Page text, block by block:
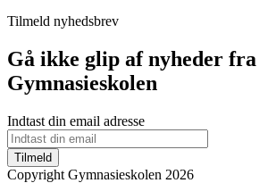
Tilmeld nyhedsbrev
Gå ikke glip af nyheder fra
Gymnasieskolen
Indtast din email adresse
Tilmeld
Copyright Gymnasieskolen 2026